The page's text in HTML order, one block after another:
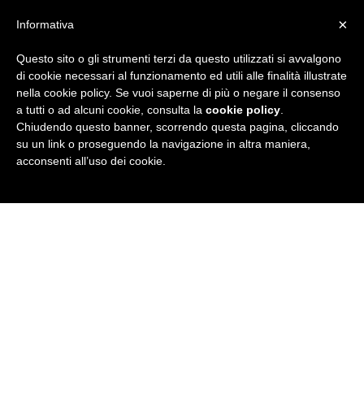
i
×
Informativa
Questo sito o gli strumenti terzi da questo utilizzati si avvalgono
di cookie necessari al funzionamento ed utili alle finalità illustrate
nella cookie policy. Se vuoi saperne di più o negare il consenso
a tutti o ad alcuni cookie, consulta la cookie policy
Chiudendo questo banner, scorrendo questa pagina, cliccando
su un link o proseguendo la navigazione in altra maniera,
acconsenti all’uso dei cookie.